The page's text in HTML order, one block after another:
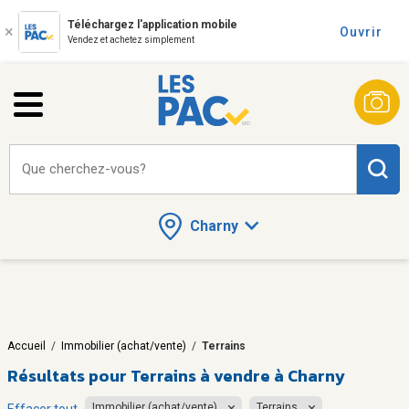
Téléchargez l'application mobile
Vendez et achetez simplement
Ouvrir
Charny
Que cherchez-vous?
Accueil / Immobilier (achat/vente) / Terrains
Résultats pour Terrains à vendre à Charny